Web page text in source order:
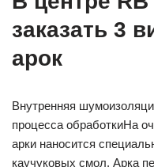
заказать 3
арок
Внутренняя
процесса обработкиНа
арки наносится
каучуковых смол. Арка